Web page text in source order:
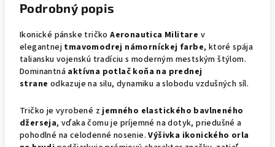
Podrobný popis
Ikonické pánske tričko Aeronautica Militare v
elegantnej tmavomodrej námorníckej farbe, ktoré spája
taliansku vojenskú tradíciu s moderným mestským štýlom.
Dominantná aktívna potlač koňa na prednej
strane odkazuje na silu, dynamiku a slobodu vzdušných síl.
Tričko je vyrobené z jemného elastického bavlneného
džerseja, vďaka čomu je príjemné na dotyk, priedušné a
pohodlné na celodenné nosenie. Výšivka ikonického orla